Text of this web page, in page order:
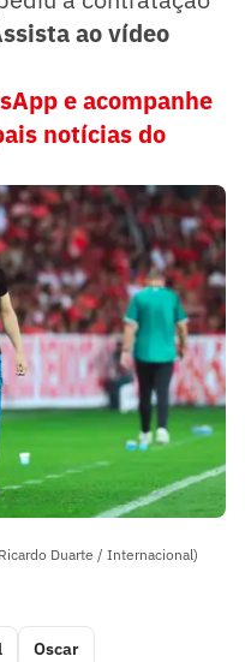
ao vídeo
e acompanhe
notícias do
Duarte / Internacional)
Oscar